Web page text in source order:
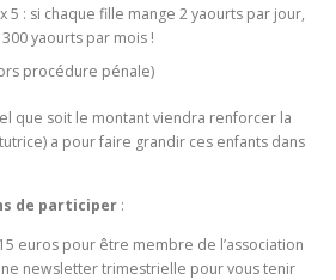
5 : si chaque fille mange 2 yaourts par jour,
yaourts par mois !
procédure pénale)
que soit le montant viendra renforcer la
a pour faire grandir ces enfants dans
de participer :
euros pour être membre de l’association
newsletter trimestrielle pour vous tenir